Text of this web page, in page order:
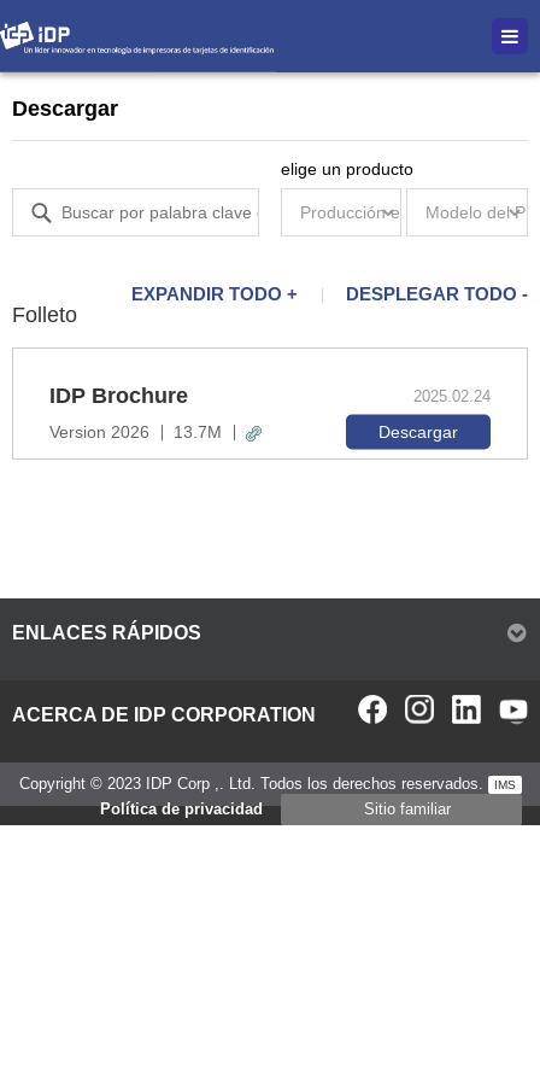
Descargar
elige un producto
EXPANDIR TODO + DESPLEGAR TODO -
Folleto
IDP Brochure 2025.02.24
Version 2026 13.7M Descargar
ENLACES RÁPIDOS
ACERCA DE IDP CORPORATION
Copyright © 2023 IDP Corp ,. Ltd. Todos los derechos reservados. IMS
Sitio familiar
Política de privacidad